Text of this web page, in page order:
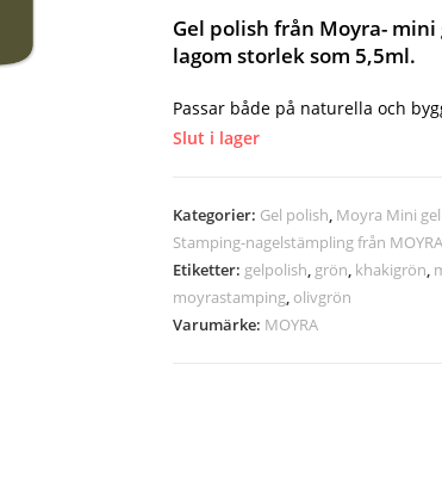
Gel polish från Moyra-
lagom storlek som 5,5ml.
Passar både på naturella och
Slut i lager
Kategorier: Gel polish, Moyra Mini
Stamping-nagelstämpling från MOYRA
Etiketter: gelpolish, grön, khakigrön,
moyrastamping, olivgrön
Varumärke: MOYRA